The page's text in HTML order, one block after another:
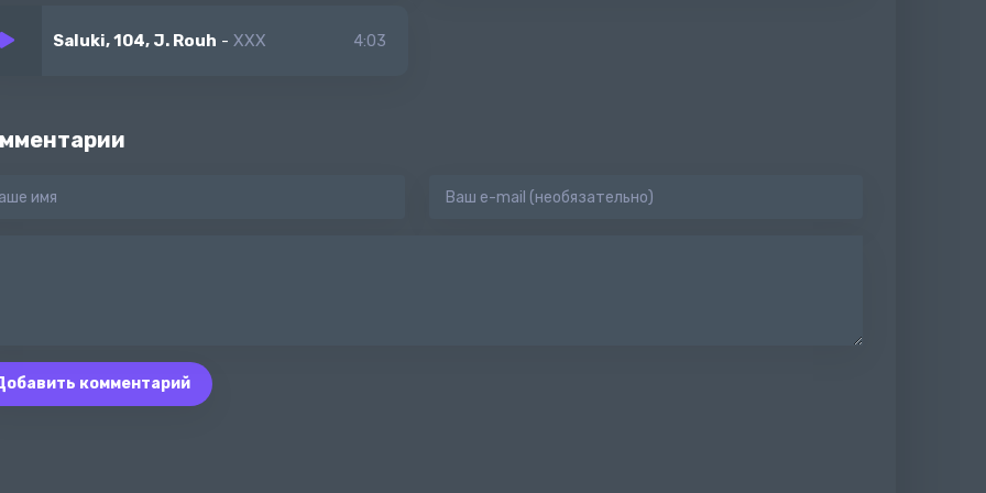
Saluki, 104, J. Rouh - XXX 4:03
комментарий